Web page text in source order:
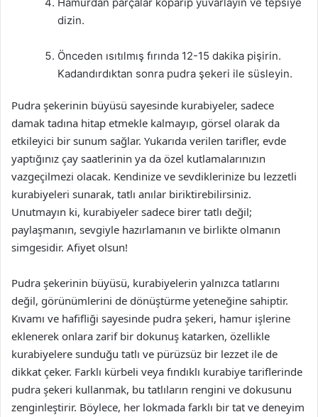
dizin.
Önceden ısıtılmış fırında 12-15 dakika pişirin.
Kadandırdıktan sonra pudra şekeri ile süsleyin.
Pudra şekerinin büyüsü sayesinde kurabiyeler, sadece
damak tadına hitap etmekle kalmayıp, görsel olarak da
etkileyici bir sunum sağlar. Yukarıda verilen tarifler, evde
yaptığınız çay saatlerinin ya da özel kutlamalarınızın
vazgeçilmezi olacak. Kendinize ve sevdiklerinize bu lezzetli
kurabiyeleri sunarak, tatlı anılar biriktirebilirsiniz.
Unutmayın ki, kurabiyeler sadece birer tatlı değil;
paylaşmanın, sevgiyle hazırlamanın ve birlikte olmanın
simgesidir. Afiyet olsun!
Pudra şekerinin büyüsü, kurabiyelerin yalnızca tatlarını
değil, görünümlerini de dönüştürme yeteneğine sahiptir.
Kıvamı ve hafifliği sayesinde pudra şekeri, hamur işlerine
eklenerek onlara zarif bir dokunuş katarken, özellikle
kurabiyelere sunduğu tatlı ve pürüzsüz bir lezzet ile de
dikkat çeker. Farklı kürbeli veya fındıklı kurabiye tariflerinde
pudra şekeri kullanmak, bu tatlıların rengini ve dokusunu
zenginleştirir. Böylece, her lokmada farklı bir tat ve deneyim